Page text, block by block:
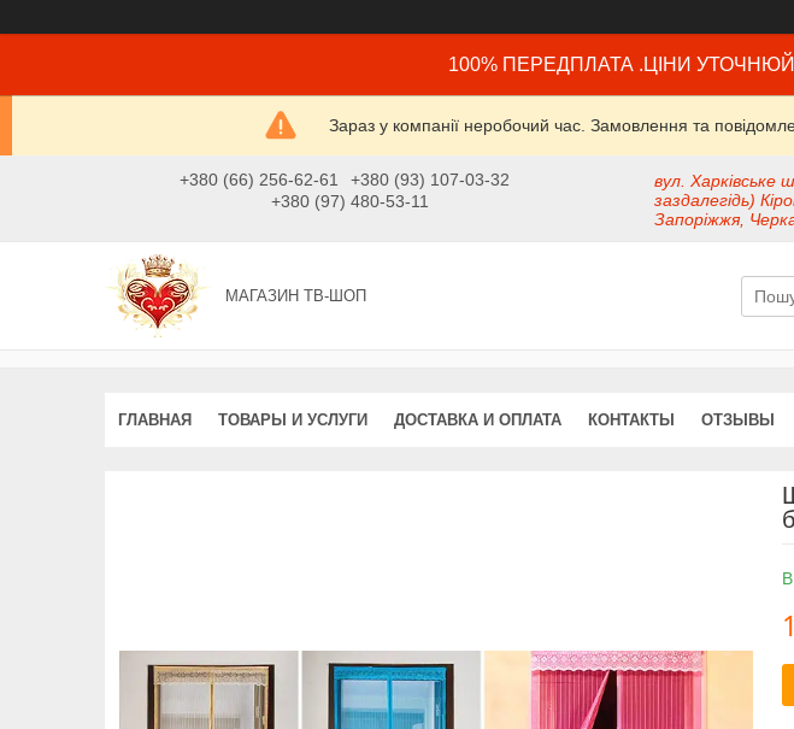
100% ПЕРЕДПЛАТА .ЦІНИ
Зараз у компанії неробочий час. Замовлення та
+380 (66) 256-62-61
+380 (93) 107-03-32
+380 (97) 480-53-11
вул.
заздалегідь)
Запоріжжя,
МАГАЗИН ТВ-ШОП
ГЛАВНАЯ ТОВАРЫ И УСЛУГИ ДОСТАВКА И ОПЛАТА КОНТАКТЫ ОТЗЫВЫ